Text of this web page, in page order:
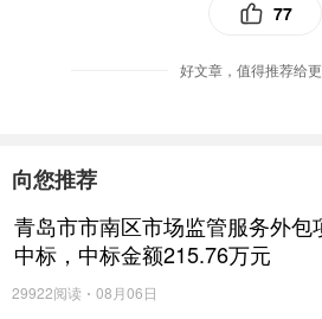
向「新」突围 开启城市深活
拉格斐创建的个人品牌Karl
下的DKNY品牌，提倡极简、高
活方式的国内头部设计师买手店
来自成都Regular源野的tazaTe
77
好文章，值得推荐给
向您推荐
青岛市市南区市场监管服务外包
中标，中标金额215.76万元
29922阅读 08月06日